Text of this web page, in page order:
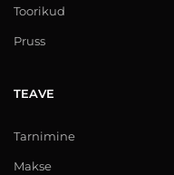
Toorikud
Pruss
TEAVE
Tarnimine
Makse